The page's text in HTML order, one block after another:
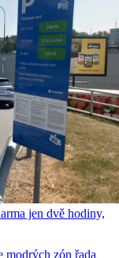
jen dvě hodiny,
modrých zón řada